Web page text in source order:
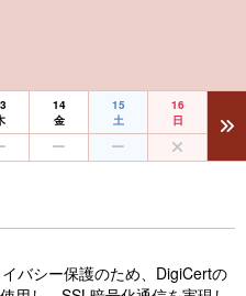
14
金
15
土
16
日
バシー保護のため、DigiCertの